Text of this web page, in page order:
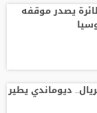
يصدر موقفه
ديوماندي يطير